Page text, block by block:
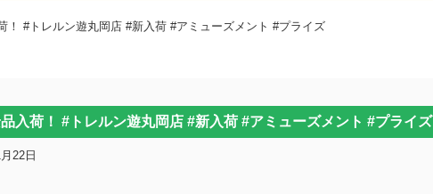
！ #トレルン遊丸岡店 #新入荷 #アミューズメント #プライズ
入荷！ #トレルン遊丸岡店 #新入荷 #アミューズメント #プライズ
22日